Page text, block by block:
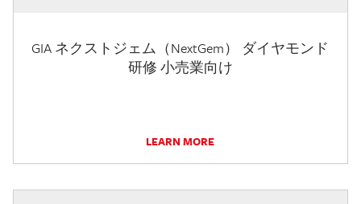
GIA ネクストジェム（NextGem） ダイヤモンド
研修 小売業向け
LEARN MORE